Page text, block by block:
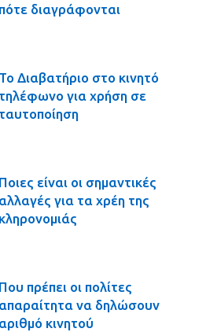
πότε διαγράφονται
Το Διαβατήριο στο κινητό
τηλέφωνο για χρήση σε
ταυτοποίηση
Ποιες είναι οι σημαντικές
αλλαγές για τα χρέη της
κληρονομιάς
Που πρέπει οι πολίτες
απαραίτητα να δηλώσουν
αριθμό κινητού